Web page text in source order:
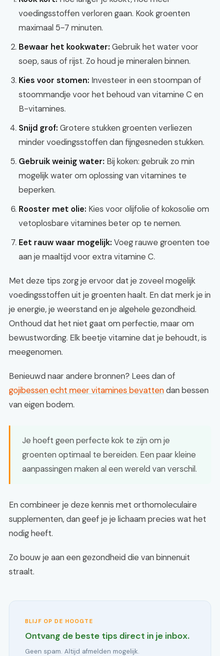
voedingsstoffen verloren gaan. Kook groenten
maximaal 5-7 minuten.
Bewaar het kookwater: Gebruik het water voor
soep, saus of rijst. Zo houd je mineralen binnen.
Kies voor stomen: Investeer in een stoompan of
stoommandje voor het behoud van vitamine C en
B-vitamines.
Snijd grof: Grotere stukken groenten verliezen
minder voedingsstoffen dan fijngesneden stukken.
Gebruik weinig water: Bij koken: gebruik zo min
mogelijk water om oplossing van vitamines te
beperken.
Rooster met olie: Kies voor olijfolie of kokosolie om
vetoplosbare vitamines beter op te nemen.
Eet rauw waar mogelijk: Voeg rauwe groenten toe
aan je maaltijd voor extra vitamine C.
Met deze tips zorg je ervoor dat je zoveel mogelijk
voedingsstoffen uit je groenten haalt. En dat merk je in
je energie, je weerstand en je algehele gezondheid.
Onthoud dat het niet gaat om perfectie, maar om
bewustwording. Elk beetje vitamine dat je behoudt, is
meegenomen.
Benieuwd naar andere bronnen? Lees dan of
gojibessen echt meer vitamines bevattendan bessen
van eigen bodem.
Je hoeft geen perfecte kok te zijn om je
groenten optimaal te bereiden. Een paar kleine
aanpassingen maken al een wereld van verschil.
En combineer je deze kennis met orthomoleculaire
supplementen, dan geef je je lichaam precies wat het
nodig heeft.
Zo bouw je aan een gezondheid die van binnenuit
straalt.
BLIJF OP DE HOOGTE
Ontvang de beste tips direct in je inbox.
Geen spam. Altijd afmelden mogelijk.